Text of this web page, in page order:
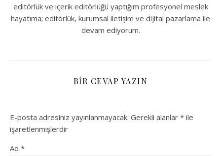
editörlük ve içerik editörlüğü yaptığım profesyonel meslek
hayatıma; editörlük, kurumsal iletişim ve dijital pazarlama ile
devam ediyorum.
BIR CEVAP YAZIN
E-posta adresiniz yayınlanmayacak. Gerekli alanlar * ile
işaretlenmişlerdir
Ad *